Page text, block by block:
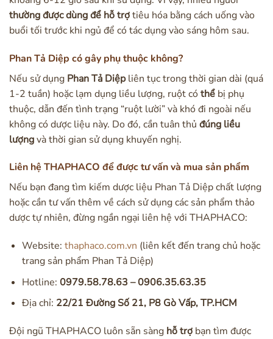
thường được dùng để hỗ trợtiêu hóa bằng cách uống vào
buổi tối trước khi ngủ để có tác dụng vào sáng hôm sau.
Phan Tả Diệp có gây phụ thuộc không?
Nếu sử dụng Phan Tả Diệpliên tục trong thời gian dài (quá
1-2 tuần) hoặc lạm dụng liều lượng, ruột cóthể bị phụ
thuộc, dẫn đến tình trạng “ruột lười” và khó đi ngoài nếu
không có dược liệu này. Do đó, cần tuân thủ đúng liều
lượngvà thời gian sử dụng khuyến nghị.
Liên hệ THAPHACO để được tư vấn và mua sản phẩm
Nếu bạn đang tìm kiếm dược liệu Phan Tả Diệp chất lượng
hoặc cần tư vấn thêm về cách sử dụng các sản phẩm thảo
dược tự nhiên, đừng ngần ngại liên hệ với THAPHACO:
Website: thaphaco.com.vn (liên kết đến trang chủ hoặc
trang sản phẩm Phan Tả Diệp)
Hotline: 0979.58.78.63 – 0906.35.63.35
Địa chỉ: 22/21 Đường Số 21, P8 Gò Vấp, TP.HCM
Đội ngũ THAPHACO luôn sẵn sàng hỗ trợ bạn tìm được